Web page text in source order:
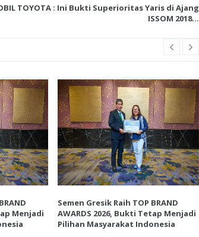
TOYOTA : Ini Bukti Superioritas Yaris di Ajang
ISSOM 2018...
Menjadi
Semen Gresik Raih TOP BRAND
AWARDS 2026, Bukti Tetap Menjadi
Pilihan Masyarakat Indonesia
JAGA KERUKUNAN SAMBUT NATAL